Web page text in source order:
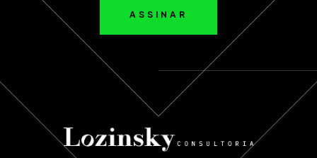
ASSINAR